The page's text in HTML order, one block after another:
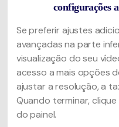
configurações
Se preferir ajustes
avançadas na parte
visualização do seu
acesso a mais opções
ajustar a resolução, a
Quando terminar,
do painel.